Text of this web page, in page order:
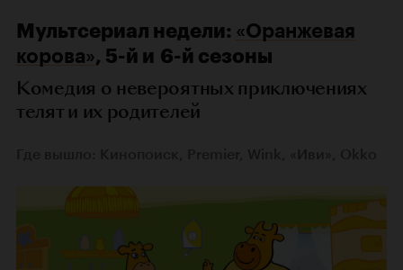
Мультсериал недели: «Оранжевая
корова», 5-й и 6-й сезоны
Комедия о невероятных приключениях
телят и их родителей